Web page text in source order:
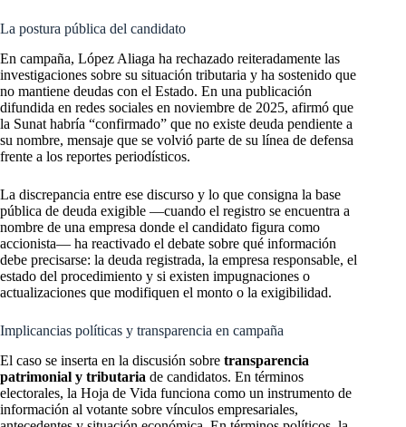
La postura pública del candidato
En campaña, López Aliaga ha rechazado reiteradamente las
investigaciones sobre su situación tributaria y ha sostenido que
no mantiene deudas con el Estado. En una publicación
difundida en redes sociales en noviembre de 2025, afirmó que
la Sunat habría “confirmado” que no existe deuda pendiente a
su nombre, mensaje que se volvió parte de su línea de defensa
frente a los reportes periodísticos.
La discrepancia entre ese discurso y lo que consigna la base
pública de deuda exigible —cuando el registro se encuentra a
nombre de una empresa donde el candidato figura como
accionista— ha reactivado el debate sobre qué información
debe precisarse: la deuda registrada, la empresa responsable, el
estado del procedimiento y si existen impugnaciones o
actualizaciones que modifiquen el monto o la exigibilidad.
Implicancias políticas y transparencia en campaña
El caso se inserta en la discusión sobre transparencia
patrimonial y tributaria de candidatos. En términos
electorales, la Hoja de Vida funciona como un instrumento de
información al votante sobre vínculos empresariales,